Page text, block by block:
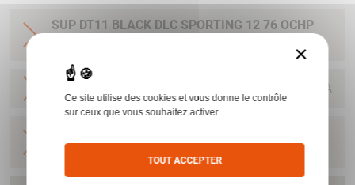
SUP DT11 BLACK DLC SPORTING 12 76 OCHP
BERETTA
×
Ce site utilise des cookies et vous donne le contrôle
sur ceux que vous souhaitez activer
TOUT ACCEPTER